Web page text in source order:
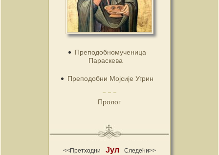
Преподобномученица
Параскева
Преподобни Мојсије Угрин
Пролог
<<Претходни Јул Следећи>>